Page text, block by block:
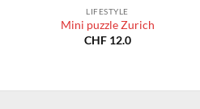
LIFESTYLE
Mini puzzle Zurich
CHF12.0